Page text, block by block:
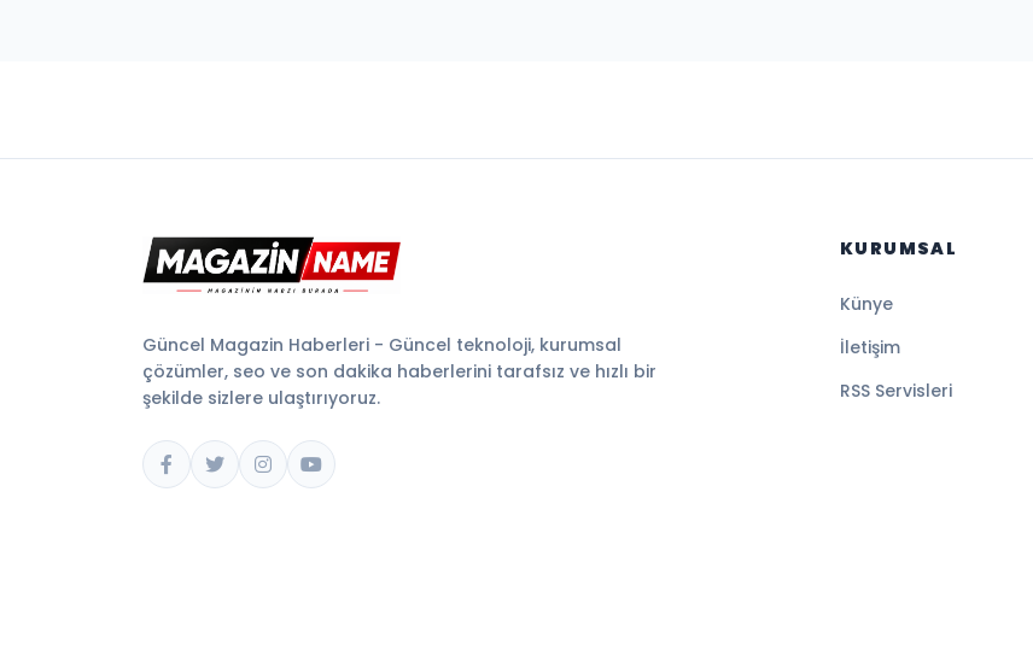
Güncel Magazin Haberleri - Güncel teknoloji, kurumsal
çözümler, seo ve son dakika haberlerini tarafsız ve hızlı bir
şekilde sizlere ulaştırıyoruz.
KURUMSAL
Künye
İletişim
RSS Servisleri